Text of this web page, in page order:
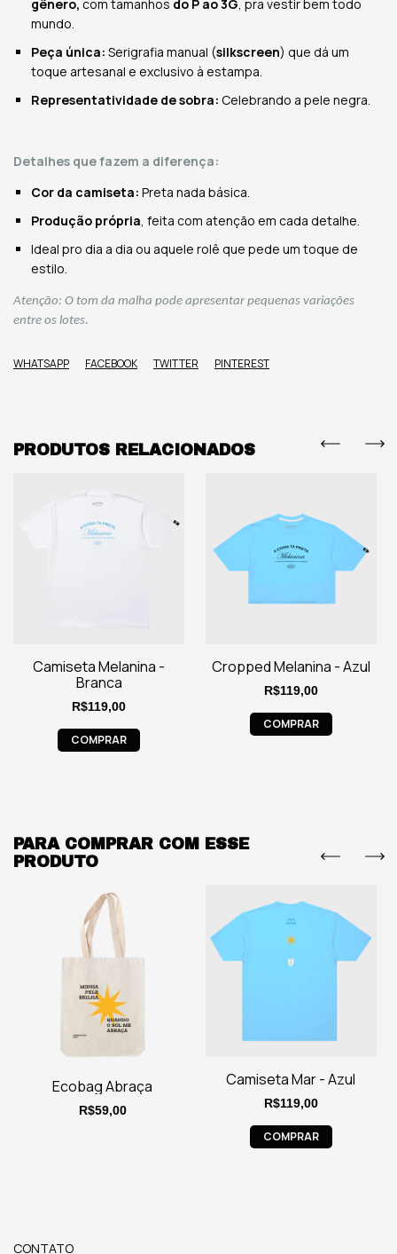
gênero, com tamanhos do P ao 3G, pra vestir bem todo
mundo.
Peça única: Serigrafia manual (silkscreen) que dá um
toque artesanal e exclusivo à estampa.
Representatividade de sobra: Celebrando a pele negra.
Detalhes que fazem a diferença:
Cor da camiseta: Preta nada básica.
Produção própria, feita com atenção em cada detalhe.
Ideal pro dia a dia ou aquele rolê que pede um toque de
estilo.
Atenção: O tom da malha pode apresentar pequenas variações
entre os lotes.
WHATSAPP FACEBOOK TWITTER PINTEREST
PRODUTOS RELACIONADOS
Camiseta Melanina -
Branca
R$119,00
COMPRAR
Cropped Melanina - Azul
R$119,00
COMPRAR
PARA COMPRAR COM ESSE
PRODUTO
Ecobag Abraça
R$59,00
Camiseta Mar - Azul
R$119,00
COMPRAR
CONTATO